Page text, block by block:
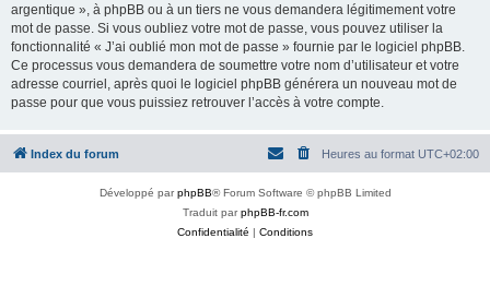
argentique », à phpBB ou à un tiers ne vous demandera légitimement votre
mot de passe. Si vous oubliez votre mot de passe, vous pouvez utiliser la
fonctionnalité « J’ai oublié mon mot de passe » fournie par le logiciel phpBB.
Ce processus vous demandera de soumettre votre nom d’utilisateur et votre
adresse courriel, après quoi le logiciel phpBB générera un nouveau mot de
passe pour que vous puissiez retrouver l’accès à votre compte.
Index du forum Heures au format UTC+02:00
Développé parphpBB® Forum Software © phpBB Limited
Traduit parphpBB-fr.com
Confidentialité | Conditions